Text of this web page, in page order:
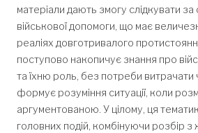
матеріали дають змогу слідкувати
військової допомоги, що має
реаліях довготривалого
поступово накопичує знання про
та їхню роль, без потреби
формує розуміння ситуації, коли
аргументованою. У цілому, ця
головних подій, комбінуючи розбір з